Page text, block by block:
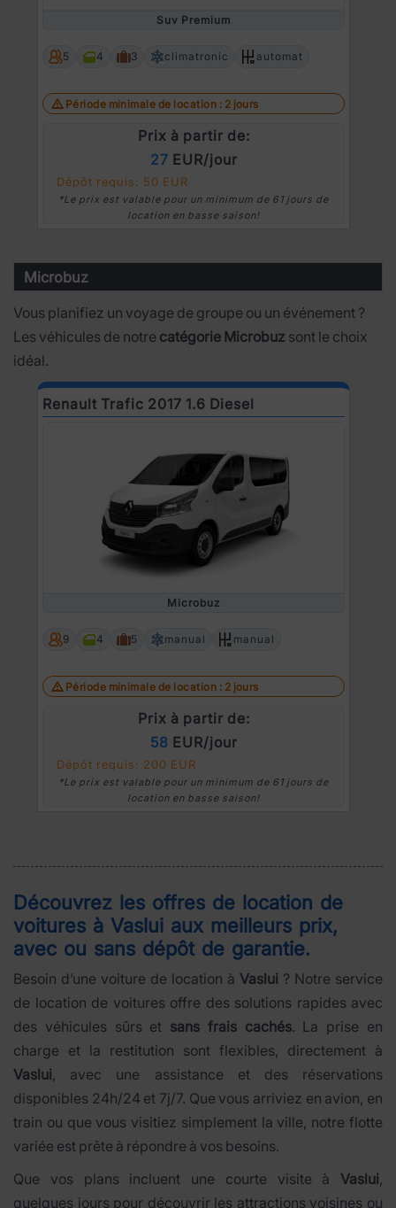
Suv Premium
5 4 3 climatronic automat
Période minimale de location : 2 jours
Prix à partir de:
27 EUR/jour
Dépôt requis: 50 EUR
*Le prix est valable pour un minimum de 61 jours de
location en basse saison!
Microbuz
Vous planifiez un voyage de groupe ou un événement ?
Les véhicules de notre catégorie Microbuz sont le choix
idéal.
Renault Trafic 2017 1.6 Diesel
Microbuz
9 4 5 manual manual
Période minimale de location : 2 jours
Prix à partir de:
58 EUR/jour
Dépôt requis: 200 EUR
*Le prix est valable pour un minimum de 61 jours de
location en basse saison!
Découvrez les offres de location de
voitures à Vaslui aux meilleurs prix,
avec ou sans dépôt de garantie.
Besoin d’une voiture de location à Vaslui ? Notre service
de location de voitures offre des solutions rapides avec
des véhicules sûrs et sans frais cachés. La prise en
charge et la restitution sont flexibles, directement à
Vaslui, avec une assistance et des réservations
disponibles 24h/24 et 7j/7. Que vous arriviez en avion, en
train ou que vous visitiez simplement la ville, notre flotte
variée est prête à répondre à vos besoins.
Que vos plans incluent une courte visite à Vaslui,
quelques jours pour découvrir les attractions voisines ou